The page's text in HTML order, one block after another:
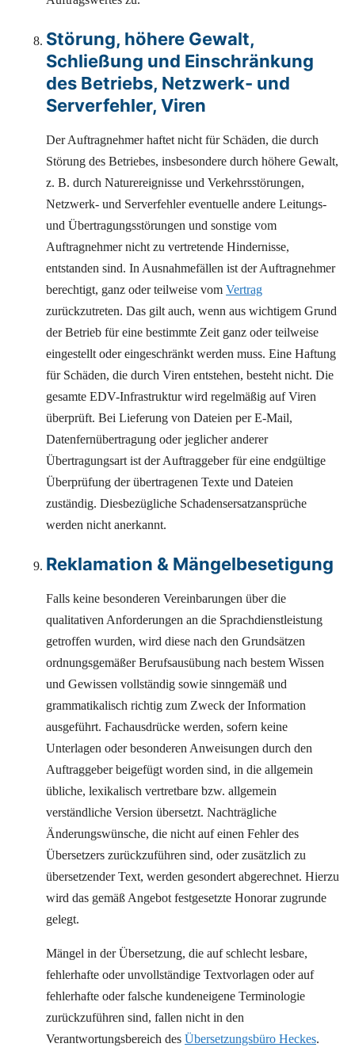
Störung, höhere Gewalt,
Schließung und Einschränkung
des Betriebs, Netzwerk- und
Serverfehler, Viren
Der Auftragnehmer haftet nicht für Schäden, die durch
Störung des Betriebes, insbesondere durch höhere Gewalt,
z. B. durch Naturereignisse und Verkehrsstörungen,
Netzwerk- und Serverfehler eventuelle andere Leitungs-
und Übertragungsstörungen und sonstige vom
Auftragnehmer nicht zu vertretende Hindernisse,
entstanden sind. In Ausnahmefällen ist der Auftragnehmer
berechtigt, ganz oder teilweise vom Vertrag
zurückzutreten. Das gilt auch, wenn aus wichtigem Grund
der Betrieb für eine bestimmte Zeit ganz oder teilweise
eingestellt oder eingeschränkt werden muss. Eine Haftung
für Schäden, die durch Viren entstehen, besteht nicht. Die
gesamte EDV-Infrastruktur wird regelmäßig auf Viren
überprüft. Bei Lieferung von Dateien per E-Mail,
Datenfernübertragung oder jeglicher anderer
Übertragungsart ist der Auftraggeber für eine endgültige
Überprüfung der übertragenen Texte und Dateien
zuständig. Diesbezügliche Schadensersatzansprüche
werden nicht anerkannt.
Reklamation & Mängelbesetigung
Falls keine besonderen Vereinbarungen über die
qualitativen Anforderungen an die Sprachdienstleistung
getroffen wurden, wird diese nach den Grundsätzen
ordnungsgemäßer Berufsausübung nach bestem Wissen
und Gewissen vollständig sowie sinngemäß und
grammatikalisch richtig zum Zweck der Information
ausgeführt. Fachausdrücke werden, sofern keine
Unterlagen oder besonderen Anweisungen durch den
Auftraggeber beigefügt worden sind, in die allgemein
übliche, lexikalisch vertretbare bzw. allgemein
verständliche Version übersetzt. Nachträgliche
Änderungswünsche, die nicht auf einen Fehler des
Übersetzers zurückzuführen sind, oder zusätzlich zu
übersetzender Text, werden gesondert abgerechnet. Hierzu
wird das gemäß Angebot festgesetzte Honorar zugrunde
gelegt.
Mängel in der Übersetzung, die auf schlecht lesbare,
fehlerhafte oder unvollständige Textvorlagen oder auf
fehlerhafte oder falsche kundeneigene Terminologie
zurückzuführen sind, fallen nicht in den
Verantwortungsbereich des Übersetzungsbüro Heckes.